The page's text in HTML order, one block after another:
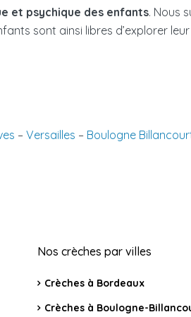
et psychique des enfants. Nous
sont ainsi libres d’explorer
– Versailles – Boulogne
Nos crèches par villes
Crèches à Bordeaux
Crèches à Boulogne-